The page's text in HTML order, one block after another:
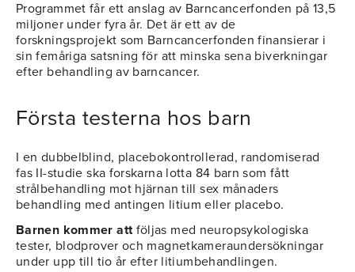
Programmet får ett anslag av Barncancerfonden på 13,5
miljoner under fyra år. Det är ett av de
forskningsprojekt som Barncancerfonden finansierar i
sin femåriga satsning för att minska sena biverkningar
efter behandling av barncancer.
Första testerna hos barn
I en dubbelblind, placebokontrollerad, randomiserad
fas II-studie ska forskarna lotta 84 barn som fått
strålbehandling mot hjärnan till sex månaders
behandling med antingen litium eller placebo.
Barnen kommer attföljas med neuropsykologiska
tester, blodprover och magnetkameraundersökningar
under upp till tio år efter litiumbehandlingen.